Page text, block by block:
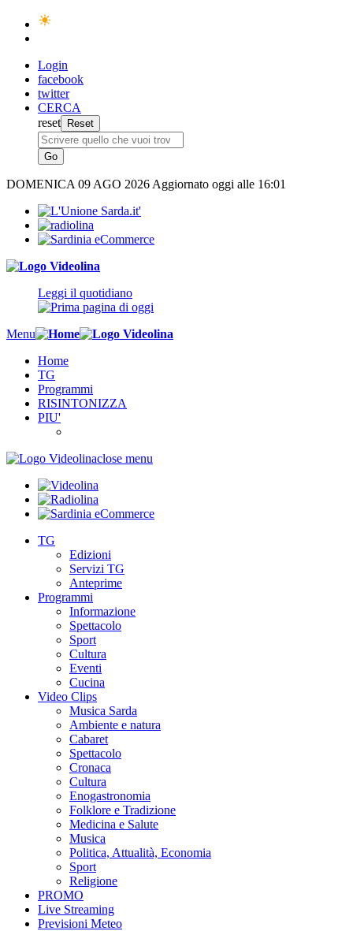
Login
facebook
twitter
CERCA
reset
DOMENICA 09 AGO 2026 Aggiornato oggi alle 16:01
Leggi il quotidiano
Menu
Home
TG
Programmi
RISINTONIZZA
PIU'
close menu
TG
Edizioni
Servizi TG
Anteprime
Programmi
Informazione
Spettacolo
Sport
Cultura
Eventi
Cucina
Video Clips
Musica Sarda
Ambiente e natura
Cabaret
Spettacolo
Cronaca
Cultura
Enogastronomia
Folklore e Tradizione
Medicina e Salute
Musica
Politica, Attualità, Economia
Sport
Religione
PROMO
Live Streaming
Previsioni Meteo